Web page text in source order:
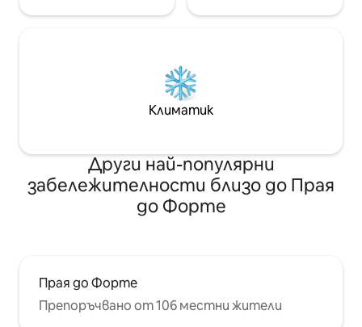
Климатик
Други най-популярни
забележителности близо до Прая
до Форте
Прая до Форте
Препоръчвано от 106 местни жители